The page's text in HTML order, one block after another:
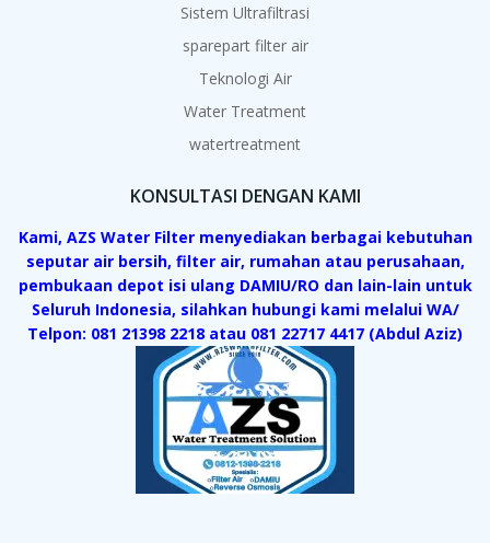
Sistem Ultrafiltrasi
sparepart filter air
Teknologi Air
Water Treatment
watertreatment
KONSULTASI DENGAN KAMI
Kami, AZS Water Filter menyediakan berbagai kebutuhan
seputar air bersih, filter air, rumahan atau perusahaan,
pembukaan depot isi ulang DAMIU/RO dan lain-lain untuk
Seluruh Indonesia, silahkan hubungi kami melalui WA/
Telpon: 081 21398 2218 atau 081 22717 4417 (Abdul Aziz)